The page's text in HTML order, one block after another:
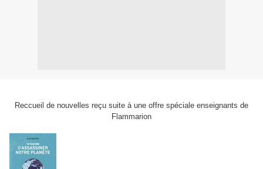
Reccueil de nouvelles reçu suite à une offre spéciale enseignants de
Flammarion